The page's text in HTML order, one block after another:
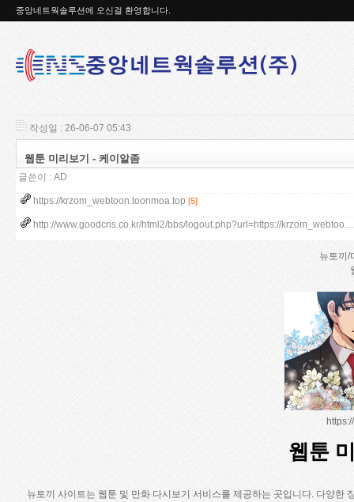
중앙네트웍솔루션에 오신걸 환영합니다.
작성일 : 26-06-07 05:43
웹툰 미리보기 - 케이알좀
글쓴이 : AD
https://krzom_webtoon.toonmoa.top [5]
http://www.goodcns.co.kr/html2/bbs/logout.php?url=https://krzom_webtoo…
뉴토끼/
웹툰
뉴토끼 사이트는 웹툰 및 만화 다시보기 서비스를 제공하는 곳입니다. 다양